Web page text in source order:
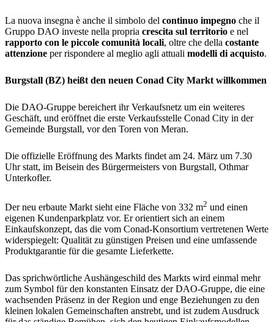
La nuova insegna è anche il simbolo del continuo impegno che il
Gruppo DAO investe nella propria crescita sul territorio e nel
rapporto con le piccole comunità locali, oltre che della costante
attenzione per rispondere al meglio agli attuali modelli di acquisto.
Burgstall (BZ) heißt den neuen Conad City Markt willkommen
Die DAO-Gruppe bereichert ihr Verkaufsnetz um ein weiteres
Geschäft, und eröffnet die erste Verkaufsstelle Conad City in der
Gemeinde Burgstall, vor den Toren von Meran.
Die offizielle Eröffnung des Markts findet am 24. März um 7.30
Uhr statt, im Beisein des Bürgermeisters von Burgstall, Othmar
Unterkofler.
Der neu erbaute Markt sieht eine Fläche von 332 m2 und einen
eigenen Kundenparkplatz vor. Er orientiert sich an einem
Einkaufskonzept, das die vom Conad-Konsortium vertretenen Werte
widerspiegelt: Qualität zu günstigen Preisen und eine umfassende
Produktgarantie für die gesamte Lieferkette.
Das sprichwörtliche Aushängeschild des Markts wird einmal mehr
zum Symbol für den konstanten Einsatz der DAO-Gruppe, die eine
wachsenden Präsenz in der Region und enge Beziehungen zu den
kleinen lokalen Gemeinschaften anstrebt, und ist zudem Ausdruck